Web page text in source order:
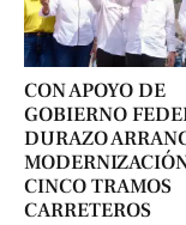
CON APOYO DE
GOBIERNO
DURAZO
CINCO TRAMOS
CARRETEROS